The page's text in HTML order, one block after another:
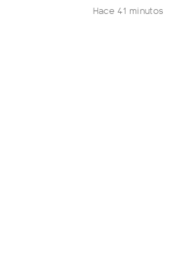
Hace 41 minutos